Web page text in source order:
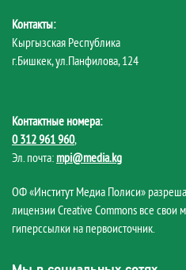
Контакты:
Кыргызская Республика
г.Бишкек, ул.Панфилова, 124
Контактные номера:
0 312 961 960,
Эл. почта: mpi@media.kg
ОФ «Институт Медиа Полиси»
лицензии Creative Commons все свои
гиперссылки на первоисточник.